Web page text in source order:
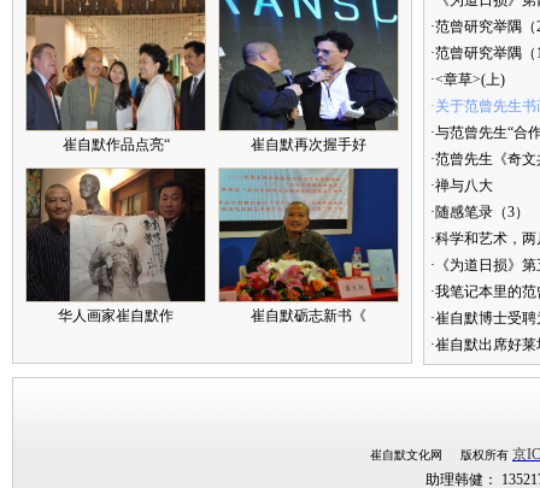
崔自默作品点亮“ 崔自默再次握手好
华人画家崔自默作 崔自默砺志新书《
·范曾研究举隅（
·范曾研究举隅（
·<章草>(上)
·关于范曾先生
·与范曾先生“合
·范曾先生《奇
·禅与八大
·随感笔录（3）
·科学和艺术，
·《为道日损》
·我笔记本里的
·崔自默博士受
·崔自默出席好
崔自默文化网 版权所有 京
助理韩健：